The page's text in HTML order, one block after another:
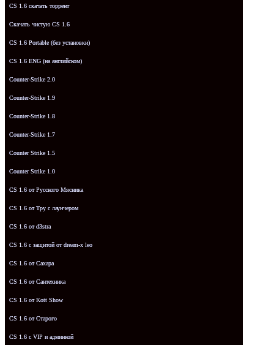
CS 1.6 скачать торрент
Скачать чистую CS 1.6
CS 1.6 Portable (без установки)
CS 1.6 ENG (на английском)
Counter-Strike 2.0
Counter-Strike 1.9
Counter-Strike 1.8
Counter-Strike 1.7
Counter Strike 1.5
Counter Strike 1.0
CS 1.6 от Русского Мясника
CS 1.6 от Tpy с лаунчером
CS 1.6 от d3stra
CS 1.6 с защитой от dream-x leo
CS 1.6 от Сахара
CS 1.6 от Сантехника
CS 1.6 от Kott Show
CS 1.6 от Старого
CS 1.6 с VIP и админкой